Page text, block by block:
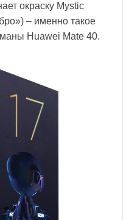
окраску Mystic
– именно такое
Huawei Mate 40.